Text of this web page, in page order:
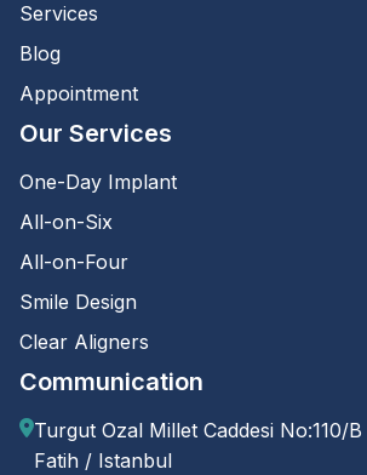
Services
Blog
Appointment
Our Services
One-Day Implant
All-on-Six
All-on-Four
Smile Design
Clear Aligners
Communication
Turgut Ozal Millet Caddesi No:110/B
Fatih / Istanbul